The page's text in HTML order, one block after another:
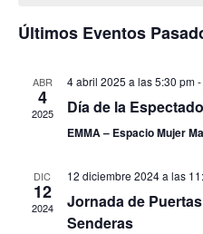
Últimos Eventos
ABR
4
2025
4 abril 2025 a las 5:30 pm-
Día de la
EMMA – Espacio Mujer
DIC
12
2024
12 diciembre 2024 a las
Jornada de
Senderas